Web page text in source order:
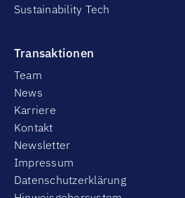
Sustainability Tech
Transaktionen
Team
News
Karriere
Kontakt
Newsletter
Impressum
Datenschutzerklärung